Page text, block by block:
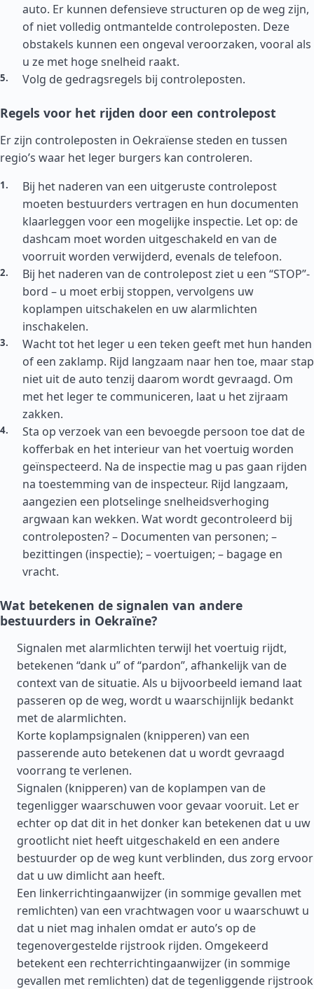
auto. Er kunnen defensieve structuren op de weg zijn,
of niet volledig ontmantelde controleposten. Deze
obstakels kunnen een ongeval veroorzaken, vooral als
u ze met hoge snelheid raakt.
Volg de gedragsregels bij controleposten.
Regels voor het rijden door een controlepost
Er zijn controleposten in Oekraïense steden en tussen
regio’s waar het leger burgers kan controleren.
Bij het naderen van een uitgeruste controlepost
moeten bestuurders vertragen en hun documenten
klaarleggen voor een mogelijke inspectie. Let op: de
dashcam moet worden uitgeschakeld en van de
voorruit worden verwijderd, evenals de telefoon.
Bij het naderen van de controlepost ziet u een “STOP”-
bord – u moet erbij stoppen, vervolgens uw
koplampen uitschakelen en uw alarmlichten
inschakelen.
Wacht tot het leger u een teken geeft met hun handen
of een zaklamp. Rijd langzaam naar hen toe, maar stap
niet uit de auto tenzij daarom wordt gevraagd. Om
met het leger te communiceren, laat u het zijraam
zakken.
Sta op verzoek van een bevoegde persoon toe dat de
kofferbak en het interieur van het voertuig worden
geïnspecteerd. Na de inspectie mag u pas gaan rijden
na toestemming van de inspecteur. Rijd langzaam,
aangezien een plotselinge snelheidsverhoging
argwaan kan wekken. Wat wordt gecontroleerd bij
controleposten? – Documenten van personen; –
bezittingen (inspectie); – voertuigen; – bagage en
vracht.
Wat betekenen de signalen van andere
bestuurders in Oekraïne?
Signalen met alarmlichten terwijl het voertuig rijdt,
betekenen “dank u” of “pardon”, afhankelijk van de
context van de situatie. Als u bijvoorbeeld iemand laat
passeren op de weg, wordt u waarschijnlijk bedankt
met de alarmlichten.
Korte koplampsignalen (knipperen) van een
passerende auto betekenen dat u wordt gevraagd
voorrang te verlenen.
Signalen (knipperen) van de koplampen van de
tegenligger waarschuwen voor gevaar vooruit. Let er
echter op dat dit in het donker kan betekenen dat u uw
grootlicht niet heeft uitgeschakeld en een andere
bestuurder op de weg kunt verblinden, dus zorg ervoor
dat u uw dimlicht aan heeft.
Een linkerrichtingaanwijzer (in sommige gevallen met
remlichten) van een vrachtwagen voor u waarschuwt u
dat u niet mag inhalen omdat er auto’s op de
tegenovergestelde rijstrook rijden. Omgekeerd
betekent een rechterrichtingaanwijzer (in sommige
gevallen met remlichten) dat de tegenliggende rijstrook